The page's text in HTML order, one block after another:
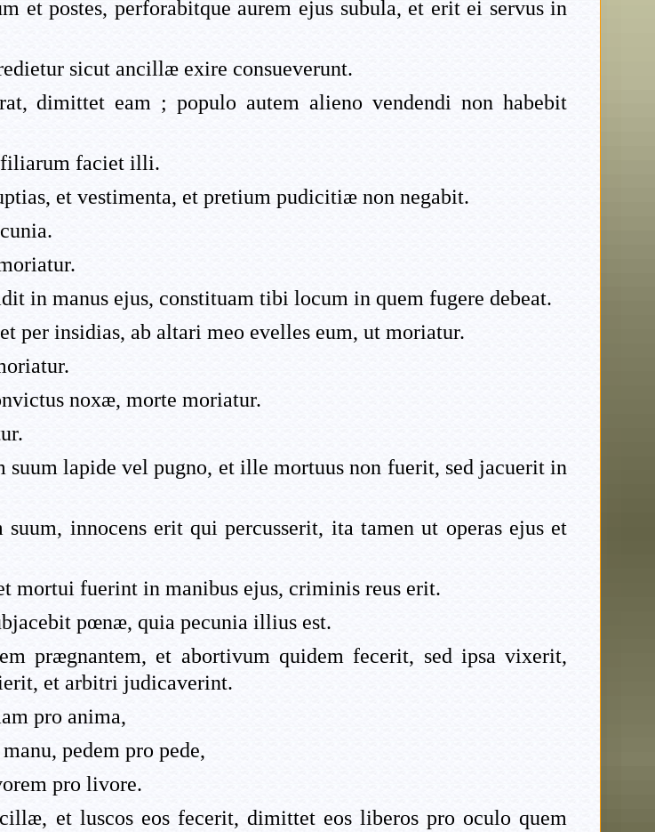
et postes, perforabitque aurem ejus subula, et erit ei servus in
sicut ancillæ exire consueverunt.
dimittet eam ; populo autem alieno vendendi non habebit
filiarum faciet illi.
et vestimenta, et pretium pudicitiæ non negabit.
in manus ejus, constituam tibi locum in quem fugere debeat.
per insidias, ab altari meo evelles eum, ut moriatur.
noxæ, morte moriatur.
lapide vel pugno, et ille mortuus non fuerit, sed jacuerit in
innocens erit qui percusserit, ita tamen ut operas ejus et
mortui fuerint in manibus ejus, criminis reus erit.
pœnæ, quia pecunia illius est.
prægnantem, et abortivum quidem fecerit, sed ipsa vixerit,
et arbitri judicaverint.
pro anima,
pedem pro pede,
pro livore.
et luscos eos fecerit, dimittet eos liberos pro oculo quem